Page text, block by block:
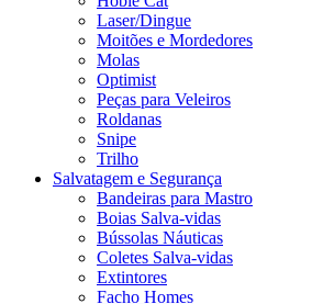
Laser/Dingue
Moitões e Mordedores
Molas
Optimist
Peças para Veleiros
Roldanas
Snipe
Trilho
Salvatagem e Segurança
Bandeiras para Mastro
Boias Salva-vidas
Bússolas Náuticas
Coletes Salva-vidas
Extintores
Facho Homes